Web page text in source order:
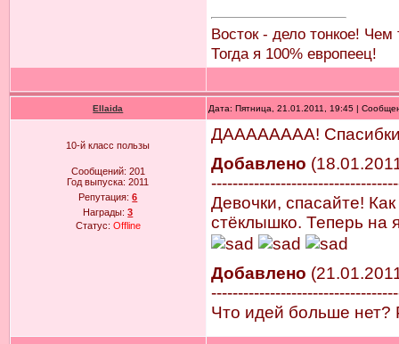
Восток - дело тонкое!
Тогда я 100% европеец!
Ellaida Дата: Пятница, 21.01.2011, 19:45 |
10-й класс пользы
Сообщений: 201
Год выпуска:2011
Репутация:6
Награды:3
Статус: Offline
ДАААААААА!
Добавлено
Девочки, спасайте!
стёклышко. Теперь на
Добавлено
Что идей больше